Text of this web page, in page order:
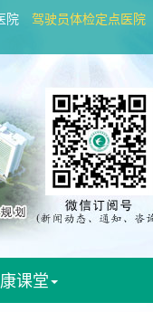
院 驾驶员体检定点医院
课堂